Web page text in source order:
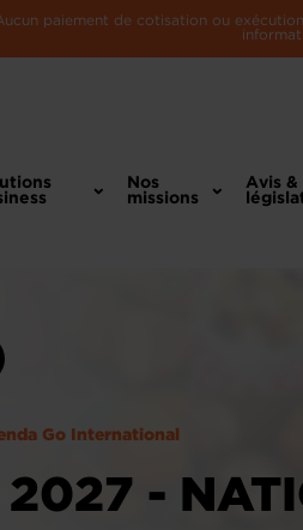
paiement de cotisation ou
Nos
missions
Avis &
Go International
-